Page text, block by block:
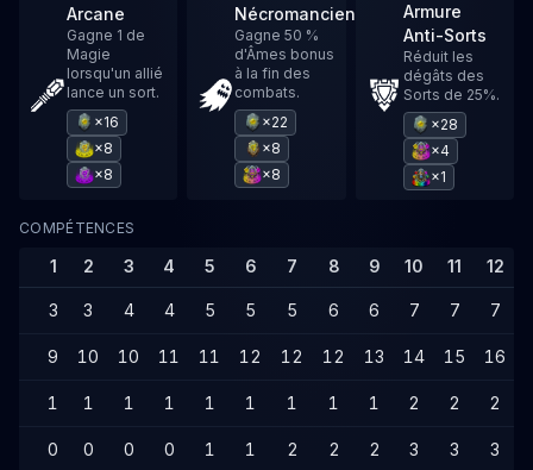
Arcane
Gagne 1 de
Magie
lorsqu'un allié
lance un sort.
×16
×8
×8
Nécromancien
Gagne 50 %
d'Âmes bonus
à la fin des
combats.
×22
×8
×8
Armure
Anti-Sorts
Réduit les
dégâts des
Sorts de 25%.
×28
×4
×1
COMPÉTENCES
1 2 3 4 5 6 7 8 9 10 11 12
3 3 4 4 5 5 5 6 6 7 7 7
9 10 10 11 11 12 12 12 13 14 15 16
1 1 1 1 1 1 1 1 1 2 2 2
0 0 0 0 1 1 2 2 2 3 3 3